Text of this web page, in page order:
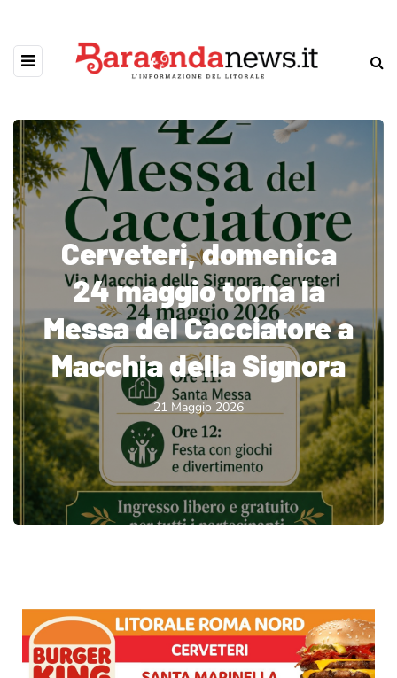
Cerveteri, domenica
24 maggio torna la
Messa del Cacciatore a
Macchia della Signora
21 Maggio 2026